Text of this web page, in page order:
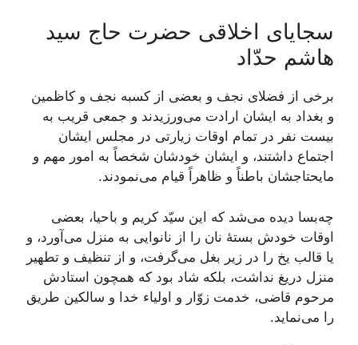
سجایای اخلاقی حضرت حاج سید
هاشم حدّاد
برخی از فضلای نجف و بعضی از کسبه نجف و کاظمین
و بغداد به ایشان ارادت می‌ورزیدند و جمعی قریب به
بیست نفر در تمام اوقات زیارتی در مجلس ایشان
اجتماع داشتند، و ایشان خودشان شخصاً به امور مهم و
مایحتاجشان باطناً و ظاهراً قیام می‌نمودند.
چه‌بسا دیده می‌شد که این سیّد کریم و باحیا، بعضی
اوقات خودش بستۀ نان را از نانوایی به منزل می‌آورد، و
یا قالب یخ را در زیر بغل می‌گرفت، و از تنظیف و تطهیر
منزل دریغ نداشت، بلکه شاد بود که همچون استادش
مرحوم قاضی، خدمت زوّار و اولیاء خدا و سالکین طریق
را می‌نماید.